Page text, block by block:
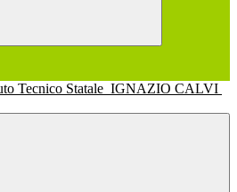
Tecnico Statale IGNAZIO CALVI